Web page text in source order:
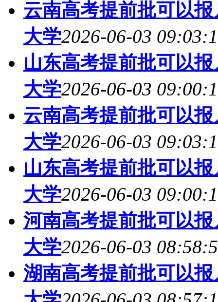
云南高考提前批可以
大学2026-06-03
山东高考提前批可以
大学2026-06-03
云南高考提前批可以
大学2026-06-03
山东高考提前批可以
大学2026-06-03
河南高考提前批可以
大学2026-06-03
湖南高考提前批可以